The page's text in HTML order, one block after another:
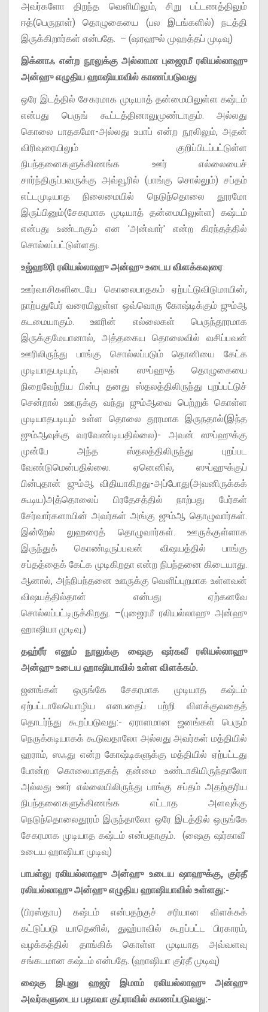
அவர்களோ திறந்த வெளியிலும், சிறு பட்டணத்திலும்
ஈத்(பெருநாள்) தொழுகையை (பல இடங்களில்) நடத்தி
இருக்கிறார்கள் என்பதே. – (ஷரஹுல் முஹத்தப் முடிவு)
இக்னாஃ என்ற நூலுக்கு அல்லாமா புஜைரமீ ரலியல்லாஹு
அன்ஹு எழுதிய ஹாஷியாவில் காணப்படுவது
ஒரே இடத்தில் சேகரமாக முடியாத் தன்மையிலுள்ள கஷ்டம்
என்பது பெருங் கூட்டத்தினாலுமுண்டாகும். அல்லது
கொலை பாதகமோ-அல்லது உபாப் என்ற நூலிலும், அதன்
விரிவுரையிலும் குறிப்பிடப்பட்டுள்ள
நிபந்தனைகளுக்கிணங்க ஊர் எல்லையைச்
சார்ந்திருப்பவருக்கு அவ்வூரில் (பாங்கு சொல்லும்) சப்தம்
எட்டமுடியாத நிலைமையில் நெடுந்தொலை தூரமோ
இருப்பினும்(சேகரமாக முடியாத் தன்மையிலுள்ள) கஷ்டம்
என்பது உண்டாகும் என 'அன்வார்' என்ற கிரந்தத்தில்
சொல்லப்பட்டுள்ளது.
உஜ்ஹூரி ரலியல்லாஹு அன்ஹு உடைய விளக்கவுரை
ஊர்வாசிகளிடையே கொலைபாதகம் ஏற்பட்டுவிடுமாயின்,
நாற்பதுபேர் வரையிலுள்ள ஒவ்வொரு கோஷ்டிக்கும் ஜும்ஆ
கடமையாகும். ஊரின் எல்லைகள் பெருந்தூரமாக
இருக்குமேயானால், அத்தகைய தொலைவில் வசிப்பவன்
ஊரிலிருந்து பாங்கு சொல்லப்படும் தொனியை கேட்க
முடியாதபடியும், அவன் ஸுப்ஹுத் தொழுகையை
நிறைவேற்றிய பின்பு தனது ஸ்தலத்திலிருந்து புறப்பட்டுச்
சென்றால் ஊருக்கு வந்து ஜும்ஆவை பெற்றுக் கொள்ள
முடியாதபடியும் உள்ள தொலை தூரமாக இருநதால்(இந்த
ஜும்ஆவுக்கு வரவேண்டியதில்லை)- அவன் ஸுப்ஹுக்கு
முன்பே அந்த ஸ்தலத்திலிருந்து புறப்பட
வேண்டுமென்பதில்லை. ஏனெனில், ஸுப்ஹுக்குப்
பின்புதான் ஜும்ஆ விதியாகிறது-அப்போது(அவனிருக்கக்
கூடிய)அத்தொலைப் பிரதேசத்தில் நாற்பது பேர்கள்
சேர்வார்களாயின் அவர்கள் அங்கு ஜும்ஆ தொழுவார்கள்.
இன்றேல் லுஹரைத் தொழுவார்கள். ஊருக்குள்ளாக
இருந்துக் கொண்டிருப்பவன் விஷயத்தில் பாங்கு
சப்தத்தைக் கேட்க முடிகிறதா என்ற நிபந்தனை கிடையாது.
ஆனால், அந்நிபந்தனை ஊருக்கு வெளிப்புறமாக உள்ளவன்
விஷயத்தில்தான் என்பது ஏற்கனவே
சொல்லப்பட்டிருக்கிறது. –(புஜைரமீ ரலியல்லாஹு அன்ஹு
ஹாஷியா முடிவு.)
தஹ்ரீர் எனும் நூலுக்கு ஷைகு ஷர்கவீ ரலியல்லாஹு
அன்ஹு உடைய ஹாஷியாவில் உள்ள விளக்கம்.
ஜனங்கள் ஒருங்கே சேகரமாக முடியாத கஷ்டம்
ஏற்பட்டாலேயொழிய எனபதைப் பற்றி விளக்குவதைத்
தொடர்ந்து கூறப்படுவது:- ஏராளமான ஜனங்கள் பெரும்
நெருக்கடியாகக் கூடுவதாலோ அல்லது அவர்கள் மத்தியில்
ஹராம், ஸஃது என்ற கோஷ்டிகளுக்கு மத்தியில் ஏற்பட்டது
போன்ற கொலைபாதகத் தன்மை உண்டாகியிருந்தாலோ
அல்லது ஊர் எல்லையிலிருந்து பாங்கு சப்தம் அதற்குரிய
நிபந்தனைகளுக்கிணங்க எட்டாத அளவுக்கு
நெடுந்தொலைதூரம் இருந்தாலோ ஒரே இடத்தில் ஒருங்கே
சேகரமாக முடியாத கஷ்டம் என்பதாகும். (ஷைகு ஷர்காவீ
உடைய ஹாஷியா முடிவு)
பாபள்லு ரலியல்லாஹு அன்ஹு உடைய ஷாஹுக்கு, குர்தீ
ரலியல்லாஹு அன்ஹு எழுதிய ஹாஷியாவில் உள்ளது:-
(பிரஸ்தாப) கஷ்டம் என்பதற்குச் சரியான விளக்கக்
கட்டுப்படு யாதெனில், துஹ்பாவில் கூறப்பட்ட பிரகாரம்,
வழக்கத்தில் தாங்கிக் கொள்ள முடியாத அவ்வளவு
சங்கடமான கஷ்டம் என்பதே. (ஹாஷியா குர்தீ முடிவு)
ஷைகு இபுனு ஹஜர் இமாம் ரலியல்லாஹு அன்ஹு
அவர்களுடைய பதாவா குப்ராவில் காணப்படுவது:-